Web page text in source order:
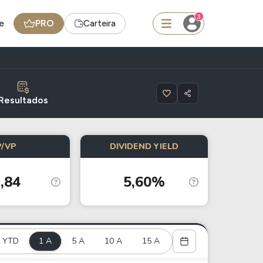
PRO Carteira
3
Ferramenta
Dividendos
- BNB
Radar do Dividendo Inteligente
Carteiras Recomendadas
VP DIVIDEND YIELD
5,60%
YTD 1 A 5 A 10 A 15 A